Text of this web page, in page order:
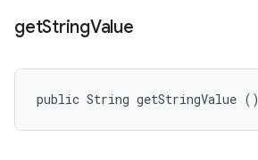
getStringValue
public String getStringValue ()